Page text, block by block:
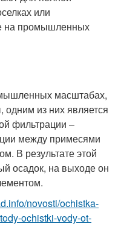
или
на промышленных
масштабах,
одним из них является
фильтрации –
между примесями
В результате этой
осадок, на выходе он
novosti/ochistka-
ochistki-vody-ot-